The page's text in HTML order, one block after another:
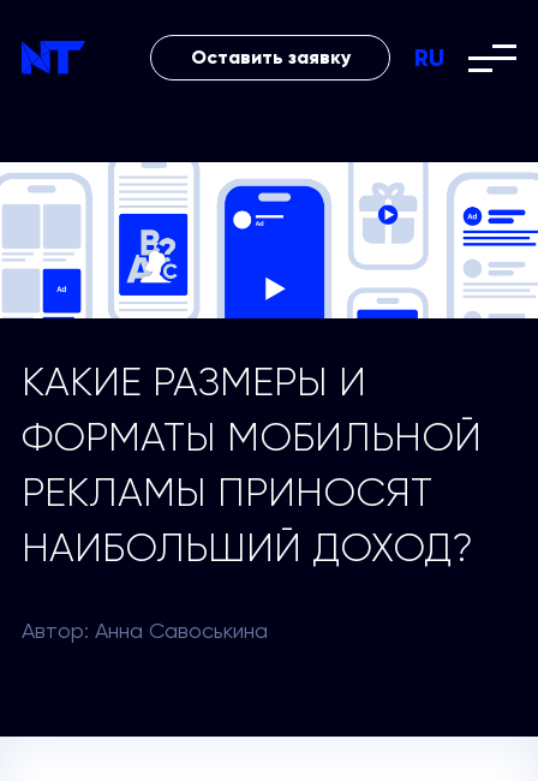
RU
Оставить заявку
КАКИЕ РАЗМЕРЫ И
ФОРМАТЫ МОБИЛЬНОЙ
РЕКЛАМЫ ПРИНОСЯТ
НАИБОЛЬШИЙ ДОХОД?
Автор: Анна Савоськина